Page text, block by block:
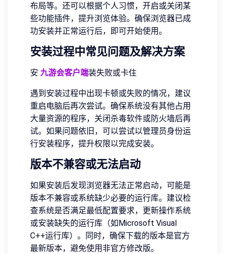
布局等。还可以根据个人习惯，开启或关闭某
些功能插件，提升浏览体验。确保浏览器已成
功安装并正常运行后，即可开始使用。
安装过程中常见问题及解决方案
安 九游会客户端装失败或卡住
遇到安装过程中出现卡顿或失败的情况，建议
重启电脑后再次尝试。确保系统没有其他占用
大量资源的程序，关闭杀毒软件或防火墙后再
试。如果问题依旧，可以尝试以管理员身份运
行安装程序，提升权限以完成安装。
版本不兼容或无法启动
如果安装后发现浏览器无法正常启动，可能是
版本不兼容或系统缺少必要的运行库。建议检
查系统是否满足最低配置要求，更新操作系统
或安装缺失的运行库（如Microsoft Visual
C++运行库）。同时，确保下载的版本是官方
最新版本，避免使用非官方修改版。